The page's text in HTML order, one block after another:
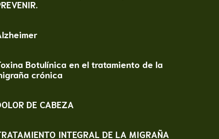
Botulínica en el tratamiento de la
crónica
DE CABEZA
INTEGRAL DE LA MIGRAÑA